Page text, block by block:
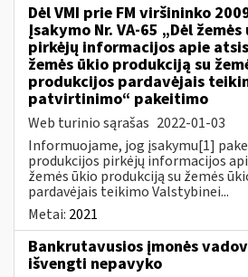
Dėl VMI prie FM viršininko
Įsakymo Nr. VA-65 „Dėl
pirkėjų informacijos apie
žemės ūkio produkciją su
produkcijos pardavėjais
patvirtinimo“ pakeitimo
Web turinio sąrašas 2022-01-03
Informuojame, jog įsakymu[1]
produkcijos pirkėjų informacijos
žemės ūkio produkciją su žemės
pardavėjais teikimo Valstybinei...
Metai: 2021
Bankrutavusios įmonės
išvengti nepavyko